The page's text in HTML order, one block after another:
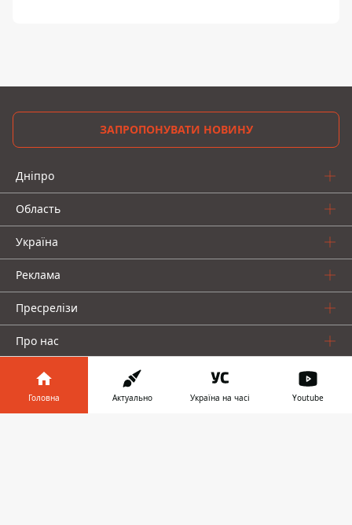
ЗАПРОПОНУВАТИ НОВИНУ
Дніпро
Область
Україна
Реклама
Пресрелізи
Про нас
Головна Актуально Україна на часі Youtube